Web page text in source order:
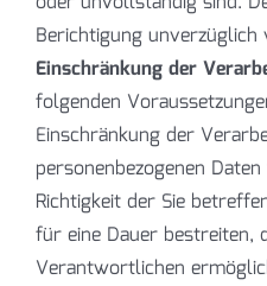
Berichtigung unverzüglich
Einschränkung der
folgenden
Einschränkung der
personenbezogenen
Richtigkeit der Sie
für eine Dauer bestreiten,
Verantwortlichen